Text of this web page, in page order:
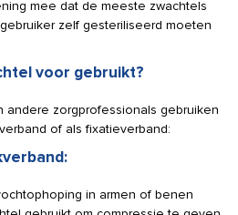
mee dat de meeste zwachtels
zelf gesteriliseerd moeten
voor gebruikt?
andere zorgprofessionals gebruiken
of als fixatieverband:
in armen of benen